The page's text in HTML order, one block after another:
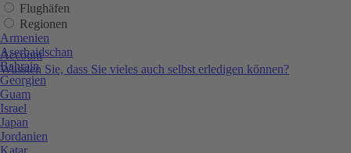
Account
Wussten Sie, dass Sie vieles auch selbst erledigen können?
Flughäfen
Regionen
Armenien
Aserbaidschan
Bahrain
Georgien
Guam
Israel
Japan
Jordanien
Katar